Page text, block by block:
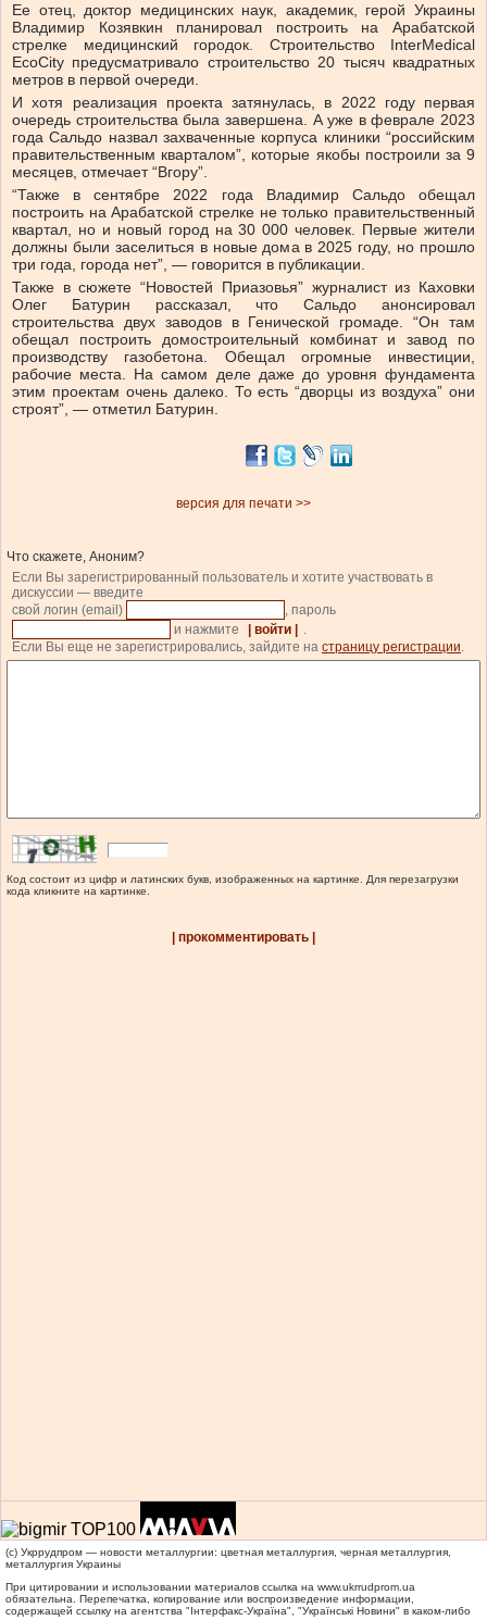
Ее отец, доктор медицинских наук, академик, герой Украины
Владимир Козявкин планировал построить на Арабатской
стрелке медицинский городок. Строительство InterMedical
EcoСity предусматривало строительство 20 тысяч квадратных
метров в первой очереди.
И хотя реализация проекта затянулась, в 2022 году первая
очередь строительства была завершена. А уже в феврале 2023
года Сальдо назвал захваченные корпуса клиники “российским
правительственным кварталом”, которые якобы построили за 9
месяцев, отмечает “Вгору”.
“Также в сентябре 2022 года Владимир Сальдо обещал
построить на Арабатской стрелке не только правительственный
квартал, но и новый город на 30 000 человек. Первые жители
должны были заселиться в новые дома в 2025 году, но прошло
три года, города нет”, — говорится в публикации.
Также в сюжете “Новостей Приазовья” журналист из Каховки
Олег Батурин рассказал, что Сальдо анонсировал
строительства двух заводов в Генической громаде. “Он там
обещал построить домостроительный комбинат и завод по
производству газобетона. Обещал огромные инвестиции,
рабочие места. На самом деле даже до уровня фундамента
этим проектам очень далеко. То есть “дворцы из воздуха” они
строят”, — отметил Батурин.
версия для печати >>
Что скажете, Аноним?
Если Вы зарегистрированный пользователь и хотите участвовать в
дискуссии — введите
свой логин (email)
, пароль
и нажмите
| войти |
.
Если Вы еще не зарегистрировались, зайдите на страницу регистрации.
Код состоит из цифр и латинских букв, изображенных на картинке. Для перезагрузки
кода кликните на картинке.
| прокомментировать |
(c) Укррудпром — новости металлургии: цветная металлургия, черная металлургия,
металлургия Украины
При цитировании и использовании материалов ссылка на www.ukrrudprom.ua
обязательна. Перепечатка, копирование или воспроизведение информации,
содержащей ссылку на агентства "Iнтерфакс-Україна", "Українськi Новини" в каком-либо